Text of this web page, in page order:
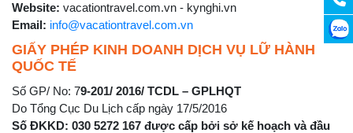
Website: vacationtravel.com.vn - kynghi.vn
Email: info@vacationtravel.com.vn
GIẤY PHÉP KINH DOANH DỊCH VỤ LỮ HÀNH
QUỐC TẾ
Số GP/ No: 79-201/ 2016/ TCDL – GPLHQT
Do Tổng Cục Du Lịch cấp ngày 17/5/2016
Số ĐKKD: 030 5272 167 được cấp bởi sở kế hoạch và đầu